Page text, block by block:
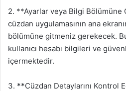
2. **Ayarlar veya Bilgi
cüzdan uygulamasının ana
bölümüne gitmeniz gerekecek.
kullanıcı hesabı bilgileri ve
içermektedir.
3. **Cüzdan Detaylarını Kontrol